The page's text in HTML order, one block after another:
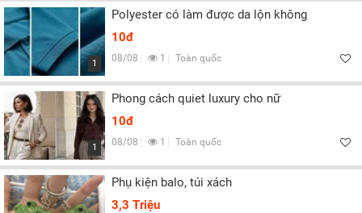
1
Polyester có làm được da lộn không
10đ
08/08 1 Toàn quốc
1
Phong cách quiet luxury cho nữ
10đ
08/08 1 Toàn quốc
Phụ kiện balo, túi xách
3,3 Triệu